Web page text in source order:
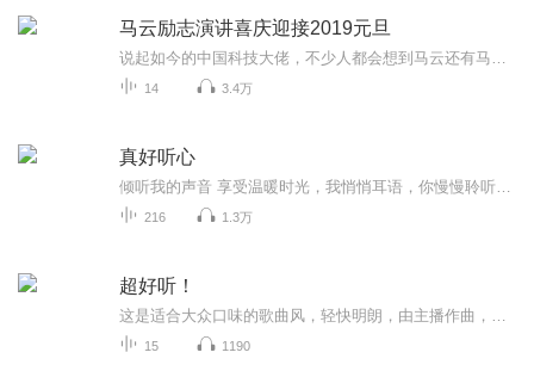
马云励志演讲喜庆迎接2019元旦
14 3.4万
真好听心
216 1.3万
超好听！
15 1190